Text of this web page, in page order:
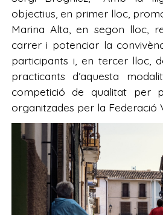
objectius, en primer lloc,
Marina Alta, en segon lloc,
carrer i potenciar la
participants i, en tercer lloc,
practicants d’aquesta
competició de qualitat per
organitzades per la Federació